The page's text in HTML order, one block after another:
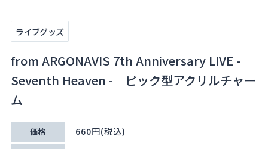
ライブグッズ
from ARGONAVIS 7th Anniversary LIVE -
Seventh Heaven - ピック型アクリルチャー
ム
価格 660円(税込)